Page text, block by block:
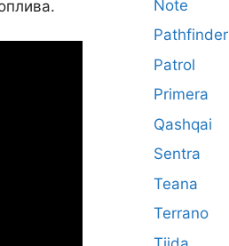
Note
Pathfinder
Patrol
Primera
Qashqai
Sentra
Teana
Terrano